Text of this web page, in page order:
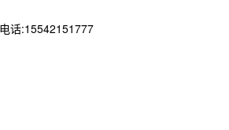
话:15542151777